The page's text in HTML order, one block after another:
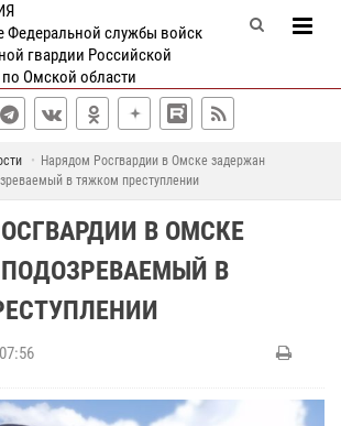
Федеральной службы войск
гвардии Российской
Омской области
Нарядом Росгвардии в Омске задержан
в тяжком преступлении
В ОМСКЕ
В